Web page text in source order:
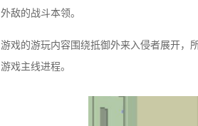
外敌的战斗本领。
游戏的游玩内容围绕抵御外来入侵者展开，
游戏主线进程。